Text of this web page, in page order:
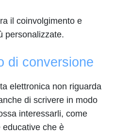
il coinvolgimento e
personalizzate.
di conversione
elettronica non riguarda
di scrivere in modo
interessarli, come
educative che è